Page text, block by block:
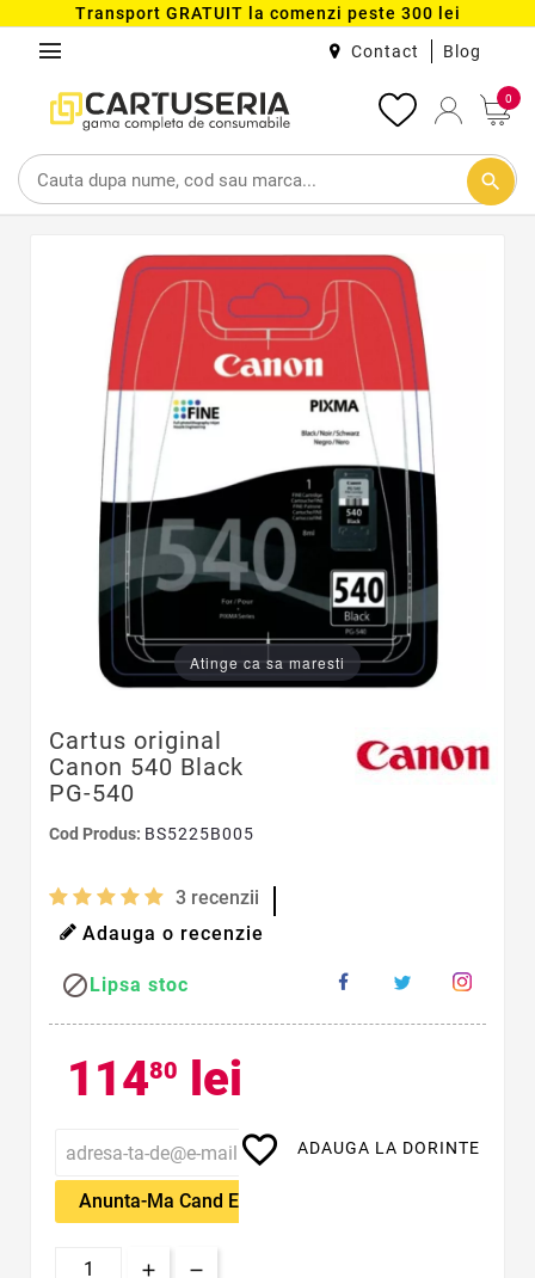
Transport GRATUIT la comenzi peste 300 lei
menu Contact Blog
0
search
Atinge ca sa maresti
Cartus original
Canon 540 Black
PG-540
Cod Produs: BS5225B005
3 recenzii
Adauga o recenzie
Lipsa stoc
11480 lei
Anunta-Ma Cand Este Disponibil
favorite_border ADAUGA LA DORINTE